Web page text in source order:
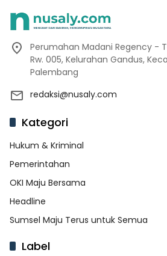
Perumahan Madani Regency -
Rw. 005, Kelurahan Gandus,
Palembang
redaksi@nusaly.com
Kategori
Hukum & Kriminal
Pemerintahan
OKI Maju Bersama
Headline
Sumsel Maju Terus untuk Semua
Label